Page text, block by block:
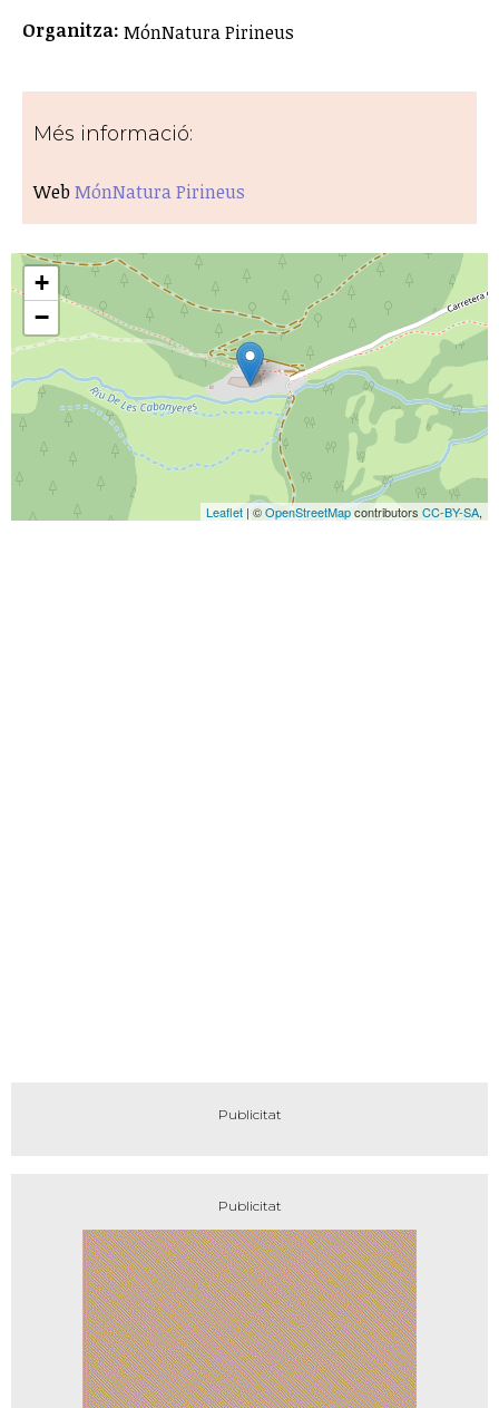
Organitza: MónNatura Pirineus
Més informació:
WebMónNatura Pirineus
+
−
Leaflet | ©OpenStreetMapcontributors CC-BY-SA,